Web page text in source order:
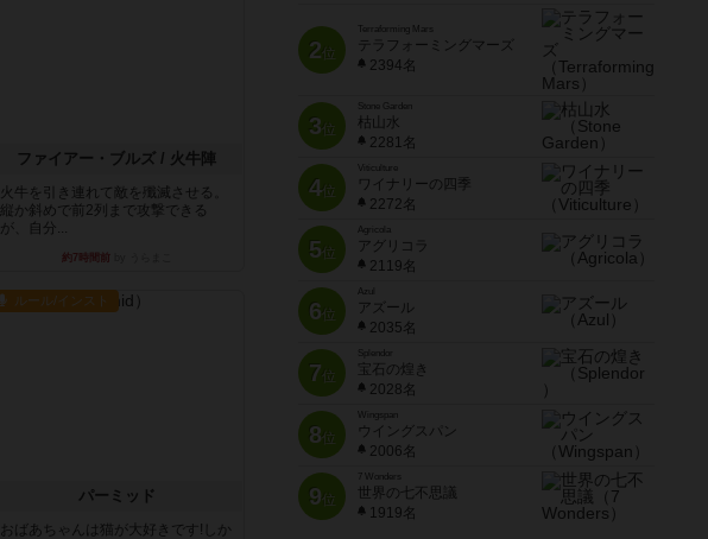
ファイアー・ブルズ / 火牛陣
火牛を引き連れて敵を殲滅させる。
縦か斜めで前2列まで攻撃できる
が、自分...
約7時間前
ルール/インスト
パーミッド
おばあちゃんは猫が大好きです!しか
2位
Terraforming Mars
テラフォーミングマーズ
2394名
3位
Stone Garden
枯山水
2281名
4位
Viticulture
ワイナリーの四季
2272名
5位
Agricola
アグリコラ
2119名
6位
Azul
アズール
2035名
7位
宝石の煌き
2028名
8位
Wingspan
ウイングスパン
2006名
9位
7 Wonders
世界の七不思議
1919名